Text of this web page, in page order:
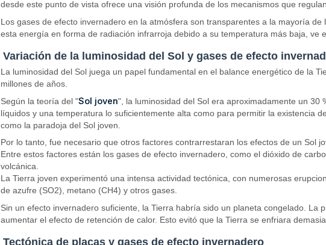
desde este punto de vista ofrece una visión profunda de los mecanismos que
Los gases de efecto invernadero en la atmósfera son transparentes a la mayoría
esta energía en forma de radiación infrarroja debido a su temperatura más baja, ve
Variación de la luminosidad del Sol y gases de efecto
La luminosidad del Sol juega un papel fundamental en el balance energético de la
millones de años.
Según la teoría del "Sol joven", la luminosidad del Sol era aproximadamente un
líquidos y una temperatura lo suficientemente alta como para permitir la existencia
como la paradoja del Sol joven.
Por lo tanto, fue necesario que otros factores contrarrestaran los efectos de un Sol
Entre estos factores están los gases de efecto invernadero, como el dióxido de
volcánica.
La Tierra joven experimentó una intensa actividad tectónica, con numerosas
de azufre (SO2), metano (CH4) y otros gases.
Sin un efecto invernadero suficiente, la Tierra habría sido un planeta congelado.
aumentar el efecto de retención de calor. Esto evitó que la Tierra se enfriara
Tectónica de placas y gases de efecto invernadero